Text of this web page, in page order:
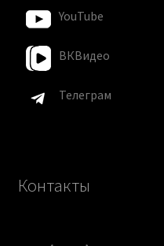
YouTube
ВКВидео
Телеграм
Контакты